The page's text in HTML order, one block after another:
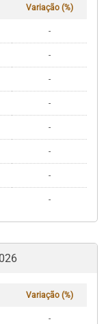
Variação (%)
-
-
-
-
-
-
-
-
Variação (%)
-